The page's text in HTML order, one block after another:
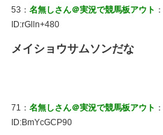
53： 名無しさん＠実況で競馬板アウト
ID:rGlln+480
メイショウサムソンだな
71： 名無しさん＠実況で競馬板アウト
ID:BmYcGCP90